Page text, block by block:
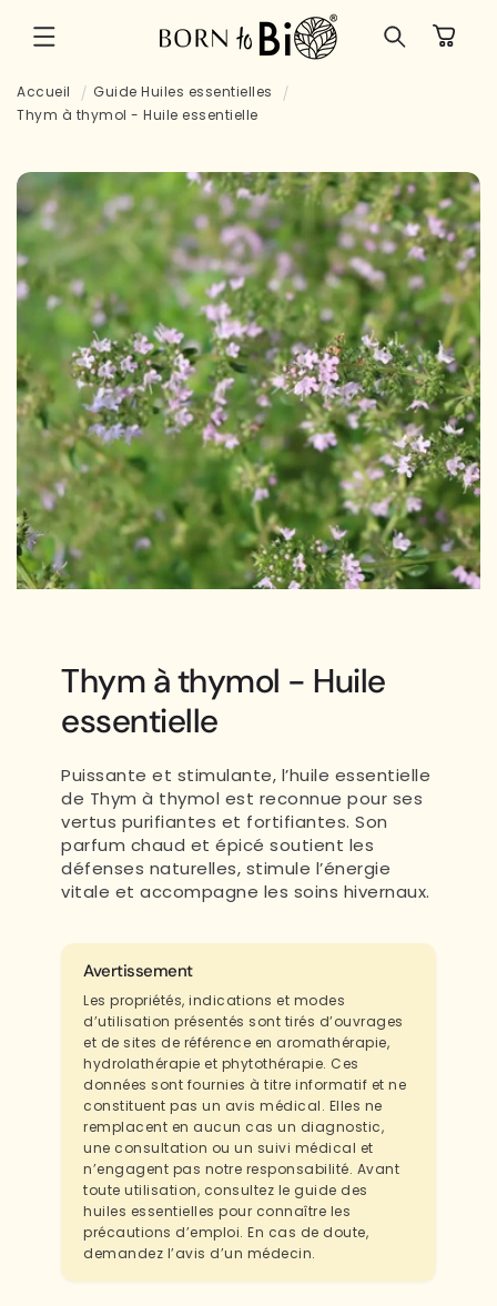
passer
au
Panier
Accueil
Guide Huiles essentielles
Thym à thymol - Huile essentielle
Thym à thymol - Huile
essentielle
Puissante et stimulante, l’huile essentielle
de Thym à thymol est reconnue pour ses
vertus purifiantes et fortifiantes. Son
parfum chaud et épicé soutient les
défenses naturelles, stimule l’énergie
vitale et accompagne les soins hivernaux.
Avertissement
Les propriétés, indications et modes
d’utilisation présentés sont tirés d’ouvrages
et de sites de référence en aromathérapie,
hydrolathérapie et phytothérapie. Ces
données sont fournies à titre informatif et ne
constituent pas un avis médical. Elles ne
remplacent en aucun cas un diagnostic,
une consultation ou un suivi médical et
n’engagent pas notre responsabilité. Avant
toute utilisation, consultez le guide des
huiles essentielles pour connaître les
précautions d’emploi. En cas de doute,
demandez l’avis d’un médecin.